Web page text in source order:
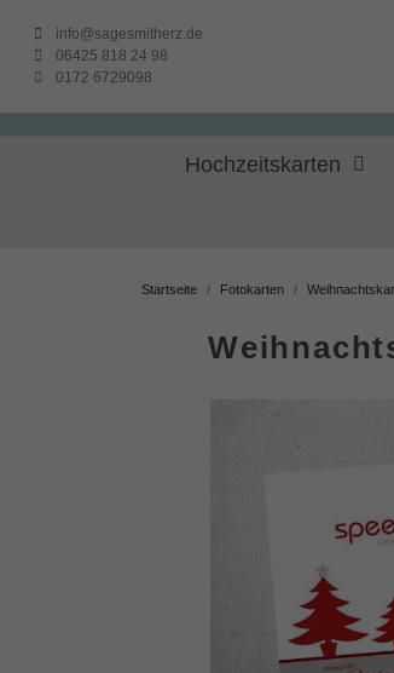
info@sagesmitherz.de
06425 818 24 98
0172 6729098
Hochzeitskarten
Startseite Fotokarten